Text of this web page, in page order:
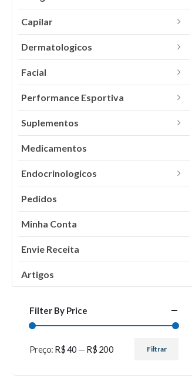
Capilar
Dermatologicos
Facial
Performance Esportiva
Suplementos
Medicamentos
Endocrinologicos
Pedidos
Minha Conta
Envie Receita
Artigos
Filter By Price
Preço
mínimo
Preço
máximo
Filtrar
Preço: R$ 40 — R$ 200